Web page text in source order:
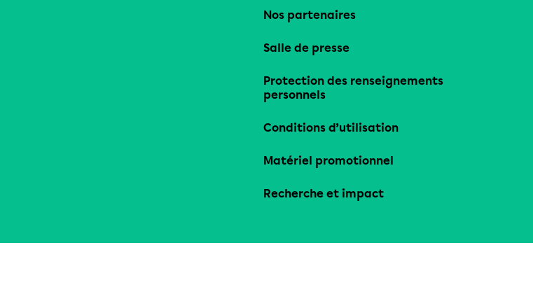
Nos partenaires
Salle de presse
Protection des renseignements
personnels
Conditions d’utilisation
Matériel promotionnel
Recherche et impact